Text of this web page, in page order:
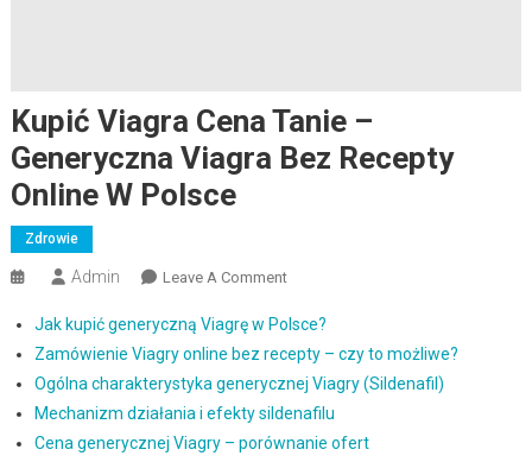
Kupić Viagra Cena Tanie –
Generyczna Viagra Bez Recepty
Online W Polsce
Zdrowie
Admin Leave A CommentKupić Viagra Cena Tanie –
Online W Polsce
Jak kupić generyczną Viagrę w Polsce?
Zamówienie Viagry online bez recepty – czy to możliwe?
Ogólna charakterystyka generycznej Viagry (Sildenafil)
Mechanizm działania i efekty sildenafilu
Cena generycznej Viagry – porównanie ofert